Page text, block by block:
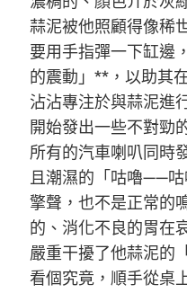
蒜泥被他照顧得像稀
要用手指彈一下缸邊
的震動」**，以助其
沾沾專注於與蒜泥進
開始發出一些不對勁
所有的汽車喇叭同時
且潮濕的「咕嚕——
擎聲，也不是正常的
的、消化不良的胃在
嚴重干擾了他蒜泥的
看個究竟，順手從桌